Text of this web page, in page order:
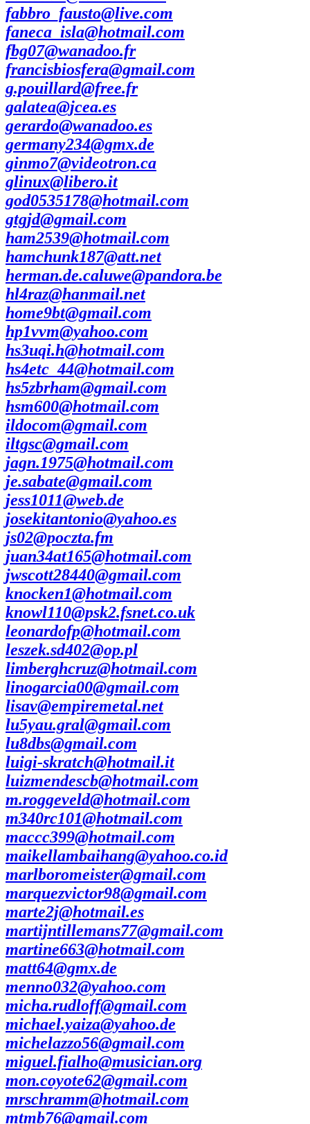
fabbro_fausto@live.com
faneca_isla@hotmail.com
fbg07@wanadoo.fr
francisbiosfera@gmail.com
g.pouillard@free.fr
galatea@jcea.es
gerardo@wanadoo.es
germany234@gmx.de
ginmo7@videotron.ca
glinux@libero.it
god0535178@hotmail.com
gtgjd@gmail.com
ham2539@hotmail.com
hamchunk187@att.net
herman.de.caluwe@pandora.be
hl4raz@hanmail.net
home9bt@gmail.com
hp1vvm@yahoo.com
hs3uqi.h@hotmail.com
hs4etc_44@hotmail.com
hs5zbrham@gmail.com
hsm600@hotmail.com
ildocom@gmail.com
iltgsc@gmail.com
jagn.1975@hotmail.com
je.sabate@gmail.com
jess1011@web.de
josekitantonio@yahoo.es
js02@poczta.fm
juan34at165@hotmail.com
jwscott28440@gmail.com
knocken1@hotmail.com
knowl110@psk2.fsnet.co.uk
leonardofp@hotmail.com
leszek.sd402@op.pl
limberghcruz@hotmail.com
linogarcia00@gmail.com
lisav@empiremetal.net
lu5yau.gral@gmail.com
lu8dbs@gmail.com
luigi-skratch@hotmail.it
luizmendescb@hotmail.com
m.roggeveld@hotmail.com
m340rc101@hotmail.com
maccc399@hotmail.com
maikellambaihang@yahoo.co.id
marlboromeister@gmail.com
marquezvictor98@gmail.com
marte2j@hotmail.es
martijntillemans77@gmail.com
martine663@hotmail.com
matt64@gmx.de
menno032@yahoo.com
micha.rudloff@gmail.com
michael.yaiza@yahoo.de
michelazzo56@gmail.com
miguel.fialho@musician.org
mon.coyote62@gmail.com
mrschramm@hotmail.com
mtmb76@gmail.com